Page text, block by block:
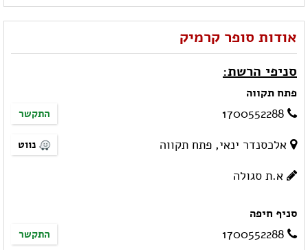
אודות סופר קרמיק
סניפי הרשת:
פתח תקווה
1700552288 התקשר
אלכסנדר ינאי, פתח תקווה נווט
א.ת סגולה
סניף חיפה
1700552288 התקשר